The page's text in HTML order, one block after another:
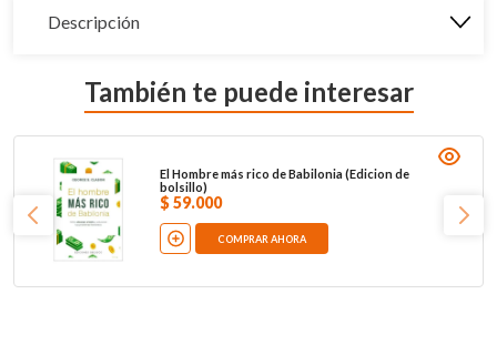
Descripción
También te puede interesar
El Hombre más rico de Babilonia (Edicion de
bolsillo)
$ 59.000
COMPRAR AHORA